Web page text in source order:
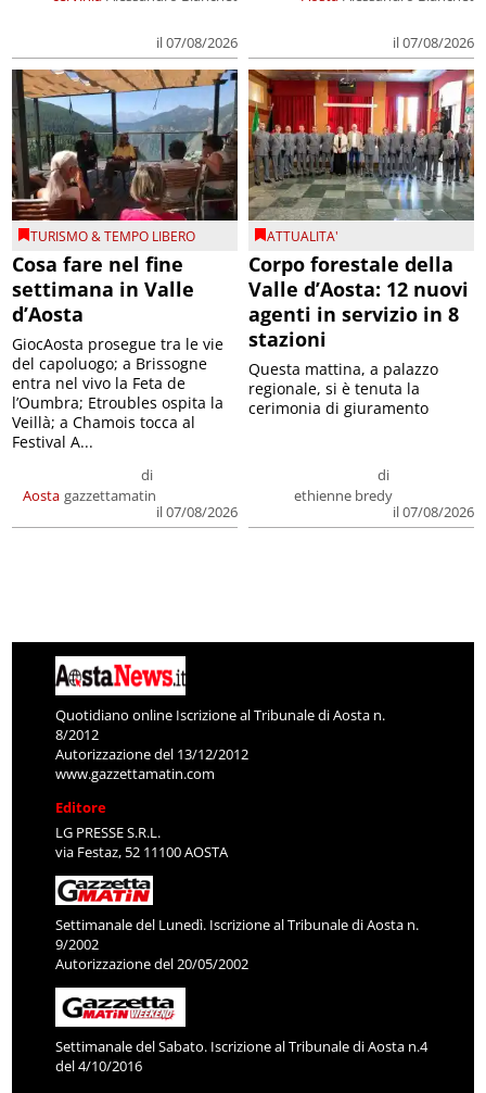
il 07/08/2026 il 07/08/2026
TURISMO & TEMPO LIBERO
Cosa fare nel fine
settimana in Valle
d’Aosta
Aosta
di
gazzettamatin
il 07/08/2026
GiocAosta prosegue tra le vie
del capoluogo; a Brissogne
entra nel vivo la Feta de
l’Oumbra; Etroubles ospita la
Veillà; a Chamois tocca al
Festival A...
ATTUALITA'
Corpo forestale della
Valle d’Aosta: 12 nuovi
agenti in servizio in 8
stazioni
di
ethienne bredy
il 07/08/2026
Questa mattina, a palazzo
regionale, si è tenuta la
cerimonia di giuramento
Quotidiano online Iscrizione al Tribunale di Aosta n.
8/2012
Autorizzazione del 13/12/2012
www.gazzettamatin.com
Editore
LG PRESSE S.R.L.
via Festaz, 52 11100 AOSTA
Settimanale del Lunedì. Iscrizione al Tribunale di Aosta n.
9/2002
Autorizzazione del 20/05/2002
Settimanale del Sabato. Iscrizione al Tribunale di Aosta n.4
del 4/10/2016